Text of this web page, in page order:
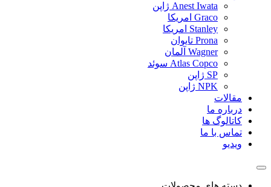
Anest Iwata ژاپن
Graco امریکا
Stanley امریکا
Prona تایوان
Wagner آلمان
Atlas Copco سوئد
SP ژاپن
NPK ژاپن
مقالات
درباره ما
کاتالوگ ها
تماس با ما
ویدیو